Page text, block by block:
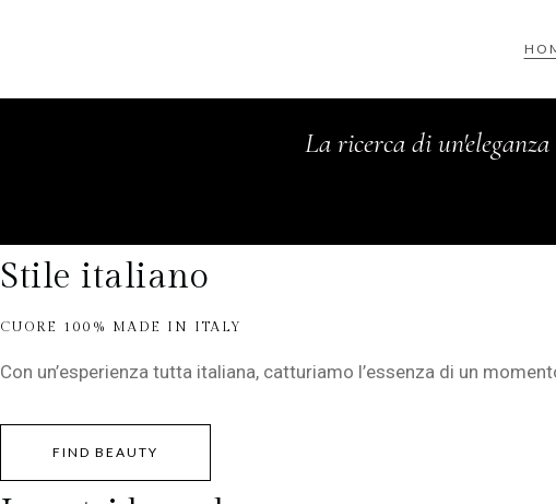
La ricerca di
Stile italiano
CUORE 100% MADE IN ITALY
Con un’esperienza tutta italiana, catturiamo l’essenza di un
FIND BEAUTY